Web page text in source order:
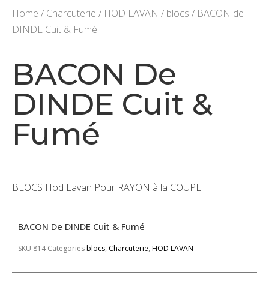
Home / Charcuterie / HOD LAVAN / blocs / BACON de
DINDE Cuit & Fumé
BACON De
DINDE Cuit &
Fumé
BLOCS Hod Lavan Pour RAYON à la COUPE
BACON De DINDE Cuit & Fumé
SKU 814Categoriesblocs, Charcuterie, HOD LAVAN